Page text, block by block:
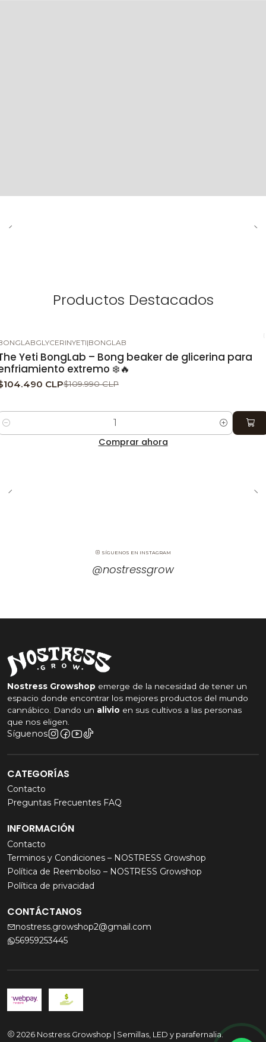
Productos Destacados
|BONGLAB
Yeti BongLab – Bong beaker de glicerina para
extremo ❄️🔥
CLP$109.990 CLP
Comprar ahora
SÍGUENOS EN INSTAGRAM
@nostressgrow
Nostress Growshop emerge de la necesidad de tener un
espacio donde encontrar los mejores productos del mundo
cannábico. Dando un alivio en sus cultivos a las personas
que nos eligen.
Síguenos
CATEGORÍAS
Contacto
Preguntas Frecuentes FAQ
INFORMACIÓN
Contacto
Terminos y Condiciones – NOSTRESS Growshop
Política de Reembolso – NOSTRESS Growshop
Política de privacidad
CONTÁCTANOS
nostress.growshop2@gmail.com
56959253445
2026 Nostress Growshop | Semillas, LED y parafernalia.